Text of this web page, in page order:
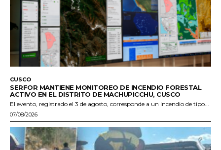
CUSCO
SERFOR MANTIENE MONITOREO DE INCENDIO FORESTAL
ACTIVO EN EL DISTRITO DE MACHUPICCHU, CUSCO
El evento, registrado el 3 de agosto, corresponde a un incendio de tipo...
07/08/2026